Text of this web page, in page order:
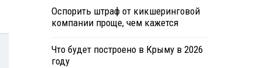
Оспорить штраф от кикшеринговой
компании проще, чем кажется
Что будет построено в Крыму в 2026
году